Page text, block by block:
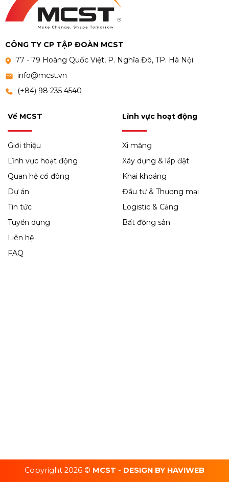
CÔNG TY CP TẬP ĐOÀN MCST
77 - 79 Hoàng Quốc Việt, P. Nghĩa Đô, TP. Hà Nội
info@mcst.vn
(+84) 98 235 4540
Về MCST
Giới thiệu
Lĩnh vực hoạt động
Quan hệ cổ đông
Dự án
Tin tức
Tuyển dụng
Liên hệ
FAQ
Lĩnh vực hoạt động
Xi măng
Xây dựng & lắp đặt
Khai khoáng
Đầu tư & Thương mại
Logistic & Cảng
Bất động sản
Copyright 2026 © MCST - DESIGN BY HAVIWEB